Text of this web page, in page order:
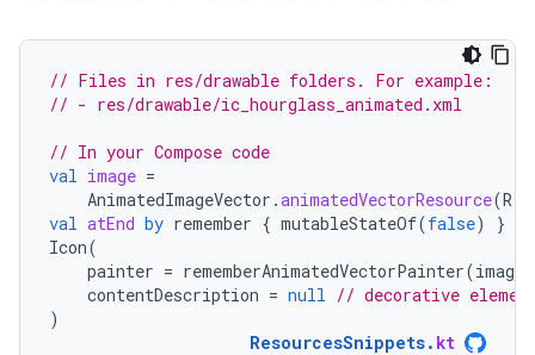
// Files in res/drawable folders. For example:
// - res/drawable/ic_hourglass_animated.xml
// In your Compose code
val image =
AnimatedImageVector .animatedVectorResource(R
val atEnd by remember { mutableStateOf(false)
}
Icon(
painter = rememberAnimatedVectorPainter(image
contentDescription = null // decorative
)
ResourcesSnippets. kt